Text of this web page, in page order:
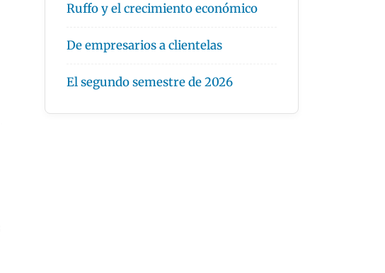
Ruffo y el crecimiento económico
De empresarios a clientelas
El segundo semestre de 2026